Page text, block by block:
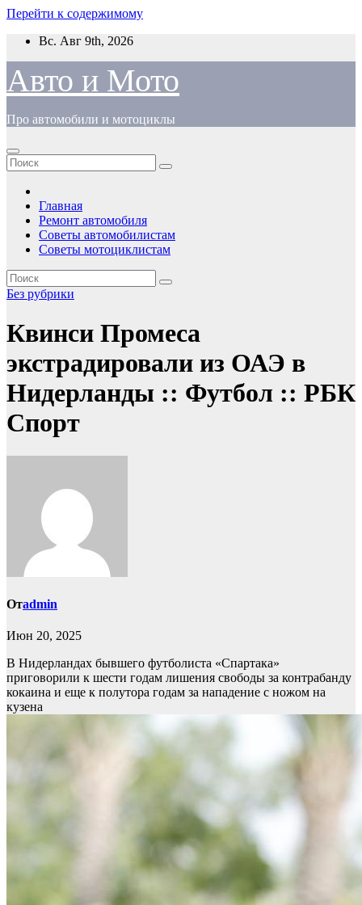
Перейти к содержимому
Вс. Авг 9th, 2026
Авто и Мото
Про автомобили и мотоциклы
Главная
Ремонт автомобиля
Советы автомобилистам
Советы мотоциклистам
Без рубрики
Квинси Промеса
экстрадировали из ОАЭ в
Нидерланды :: Футбол :: РБК
Спорт
Отadmin
Июн 20, 2025
В Нидерландах бывшего футболиста «Спартака»
приговорили к шести годам лишения свободы за контрабанду
кокаина и еще к полутора годам за нападение с ножом на
кузена